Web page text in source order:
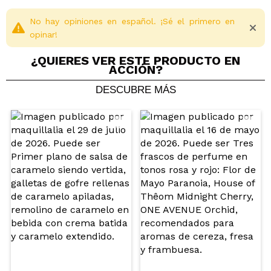
Compartir un vídeo o una foto
Tu vídeo podría ser el primero. Imagínatelo...
¿Recomendarías su compra? Si No
5/5
ENVIAR
No hay opiniones en español. ¡Sé el primero en
opinar!
¿QUIERES VER ESTE PRODUCTO EN
ACCIÓN?
DESCUBRE MÁS